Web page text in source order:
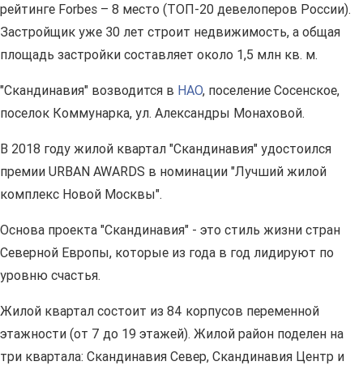
рейтинге Forbes – 8 место (ТОП-20 девелоперов России).
Застройщик уже 30 лет строит недвижимость, а общая
площадь застройки составляет около 1,5 млн кв. м.
"Скандинавия" возводится в НАО, поселение Сосенское,
поселок Коммунарка, ул. Александры Монаховой.
В 2018 году жилой квартал "Скандинавия" удостоился
премии URBAN AWARDS в номинации "Лучший жилой
комплекс Новой Москвы".
Основа проекта "Скандинавия" - это стиль жизни стран
Северной Европы, которые из года в год лидируют по
уровню счастья.
Жилой квартал состоит из 84 корпусов переменной
этажности (от 7 до 19 этажей). Жилой район поделен на
три квартала: Скандинавия Север, Скандинавия Центр и